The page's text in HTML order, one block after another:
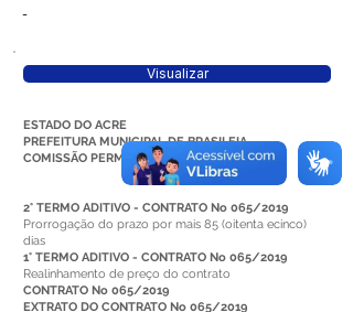
-
Visualizar
ESTADO DO ACRE
PREFEITURA MUNICIPAL DE BRASILEIA
COMISSÃO PERMANENTE DE LICITAÇÃO
2° TERMO ADITIVO - CONTRATO No 065/2019
Prorrogação do prazo por mais 85 (oitenta ecinco)
dias
1° TERMO ADITIVO - CONTRATO No 065/2019
Realinhamento de preço do contrato
CONTRATO No 065/2019
EXTRATO DO CONTRATO No 065/2019